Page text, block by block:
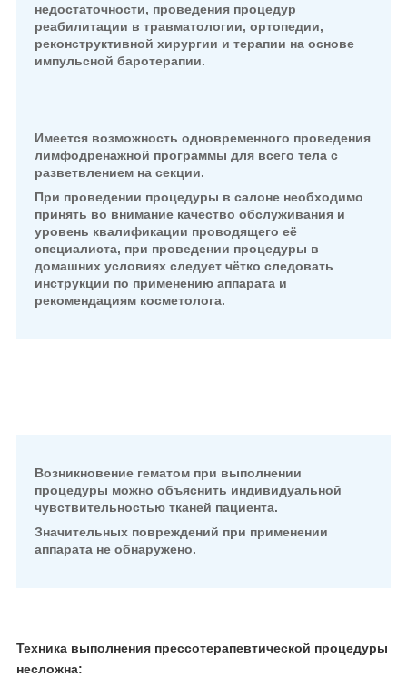
недостаточности, проведения процедур
реабилитации в травматологии, ортопедии,
реконструктивной хирургии и терапии на основе
импульсной баротерапии.
Имеется возможность одновременного проведения
лимфодренажной программы для всего тела с
разветвлением на секции.
При проведении процедуры в салоне необходимо
принять во внимание качество обслуживания и
уровень квалификации проводящего её
специалиста, при проведении процедуры в
домашних условиях следует чётко следовать
инструкции по применению аппарата и
рекомендациям косметолога.
Возникновение гематом при выполнении
процедуры можно объяснить индивидуальной
чувствительностью тканей пациента.
Значительных повреждений при применении
аппарата не обнаружено.
Техника выполнения прессотерапевтической процедуры
несложна: